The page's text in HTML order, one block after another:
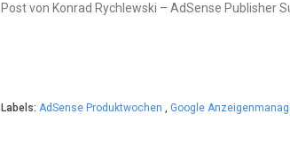
Post von Konrad Rychlewski – AdSense Publisher
Labels: AdSense Produktwochen , Google